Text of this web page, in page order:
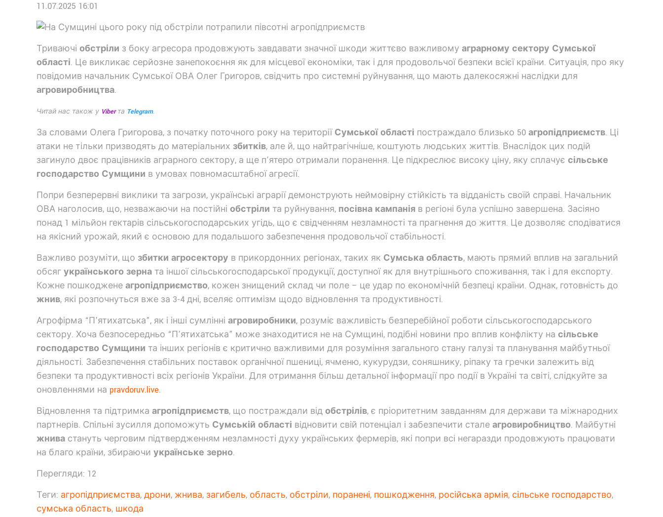
11.07.2025 16:01
Триваючіобстріли з боку агресора продовжують завдавати значної шкоди життєво важливомуаграрному сектору Сумської
області. Це викликає серйозне занепокоєння як для місцевої економіки, так і для продовольчої безпеки всієї країни. Ситуація, про яку
повідомив начальник Сумської ОВА Олег Григоров, свідчить про системні руйнування, що мають далекосяжні наслідки для
агровиробництва.
Читай нас також у Viberта Telegram.
За словами Олега Григорова, з початку поточного року на території Сумської області постраждало близько 50агропідприємств. Ці
атаки не тільки призводять до матеріальнихзбитків, але й, що найтрагічніше, коштують людських життів. Внаслідок цих подій
загинуло двоє працівників аграрного сектору, а ще п’ятеро отримали поранення. Це підкреслює високу ціну, яку сплачуєсільське
господарство Сумщини в умовах повномасштабної агресії.
Попри безперервні виклики та загрози, українські аграрії демонструють неймовірну стійкість та відданість своїй справі. Начальник
ОВА наголосив, що, незважаючи на постійніобстріли та руйнування, посівна кампанія в регіоні була успішно завершена. Засіяно
понад 1 мільйон гектарів сільськогосподарських угідь, що є свідченням незламності та прагнення до життя. Це дозволяє сподіватися
на якісний урожай, який є основою для подальшого забезпечення продовольчої стабільності.
Важливо розуміти, щозбитки агросектору в прикордонних регіонах, таких як Сумська область, мають прямий вплив на загальний
обсягукраїнського зерна та іншої сільськогосподарської продукції, доступної як для внутрішнього споживання, так і для експорту.
Кожне пошкодженеагропідприємство, кожен знищений склад чи поле – це удар по економічній безпеці країни. Однак, готовність до
жнив, які розпочнуться вже за 3-4 дні, вселяє оптимізм щодо відновлення та продуктивності.
Агрофірма “П’ятихатська”, як і інші сумлінніагровиробники, розуміє важливість безперебійної роботи сільськогосподарського
сектору. Хоча безпосередньо “П’ятихатська” може знаходитися не на Сумщині, подібні новини про вплив конфлікту насільське
господарство Сумщини та інших регіонів є критично важливими для розуміння загального стану галузі та планування майбутньої
діяльності. Забезпечення стабільних поставок органічної пшениці, ячменю, кукурудзи, соняшнику, ріпаку та гречки залежить від
безпеки та продуктивності всіх регіонів України. Для отримання більш детальної інформації про події в Україні та світі, слідкуйте за
оновленнями на pravdoruv.live.
Відновлення та підтримкаагропідприємств, що постраждали відобстрілів, є пріоритетним завданням для держави та міжнародних
партнерів. Спільні зусилля допоможуть Сумській області відновити свій потенціал і забезпечити сталеагровиробництво. Майбутні
жнива стануть черговим підтвердженням незламності духу українських фермерів, які попри всі негаразди продовжують працювати
на благо країни, збираючиукраїнське зерно.
Перегляди: 12
Теги: агропідприємства,дрони, жнива, загибель, область, обстріли, поранені, пошкодження, російська армія, сільське господарство,
сумська область, шкода